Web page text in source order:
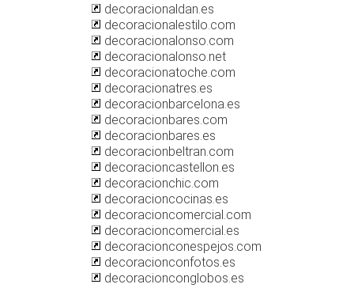
decoracionaldan.es
decoracionalestilo.com
decoracionalonso.com
decoracionalonso.net
decoracionatoche.com
decoracionatres.es
decoracionbarcelona.es
decoracionbares.com
decoracionbares.es
decoracionbeltran.com
decoracioncastellon.es
decoracionchic.com
decoracioncocinas.es
decoracioncomercial.com
decoracioncomercial.es
decoracionconespejos.com
decoracionconfotos.es
decoracionconglobos.es